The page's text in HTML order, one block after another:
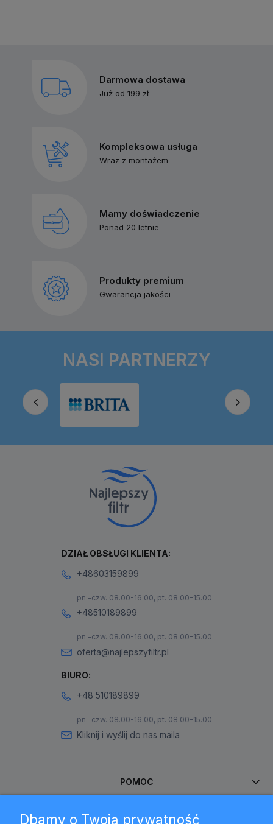
Darmowa dostawa
Już od 199 zł
Kompleksowa usługa
Wraz z montażem
Mamy doświadczenie
Ponad 20 letnie
Produkty premium
Gwarancja jakości
NASI PARTNERZY
DZIAŁ OBSŁUGI KLIENTA:
+48603159899
pn.-czw. 08.00-16.00, pt. 08.00-15.00
+48510189899
pn.-czw. 08.00-16.00, pt. 08.00-15.00
oferta@najlepszyfiltr.pl
BIURO:
+48 510189899
pn.-czw. 08.00-16.00, pt. 08.00-15.00
Kliknij i wyślij do nas maila
POMOC
MOJE KONTO
Dbamy o Twoją prywatność